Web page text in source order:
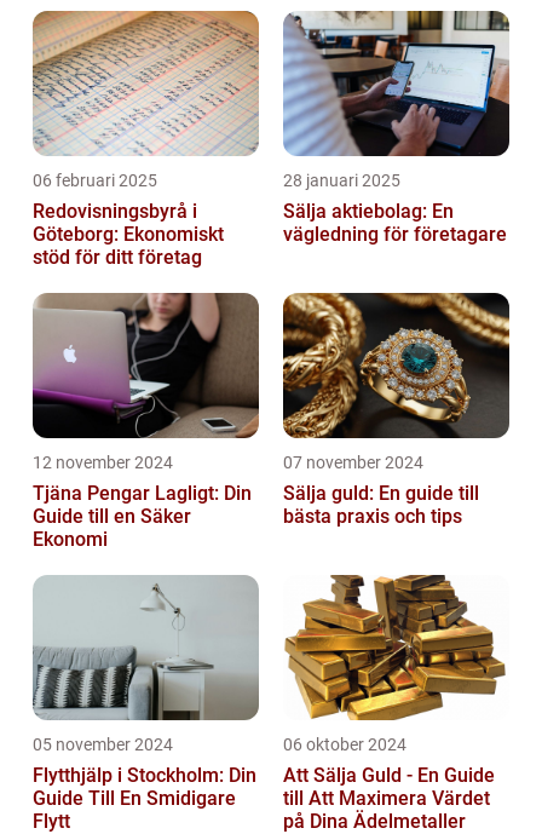
06 februari 2025
Redovisningsbyrå i
Göteborg: Ekonomiskt
stöd för ditt företag
28 januari 2025
Sälja aktiebolag: En
vägledning för företagare
12 november 2024
Tjäna Pengar Lagligt: Din
Guide till en Säker
Ekonomi
07 november 2024
Sälja guld: En guide till
bästa praxis och tips
05 november 2024
Flytthjälp i Stockholm: Din
Guide Till En Smidigare
Flytt
06 oktober 2024
Att Sälja Guld - En Guide
till Att Maximera Värdet
på Dina Ädelmetaller